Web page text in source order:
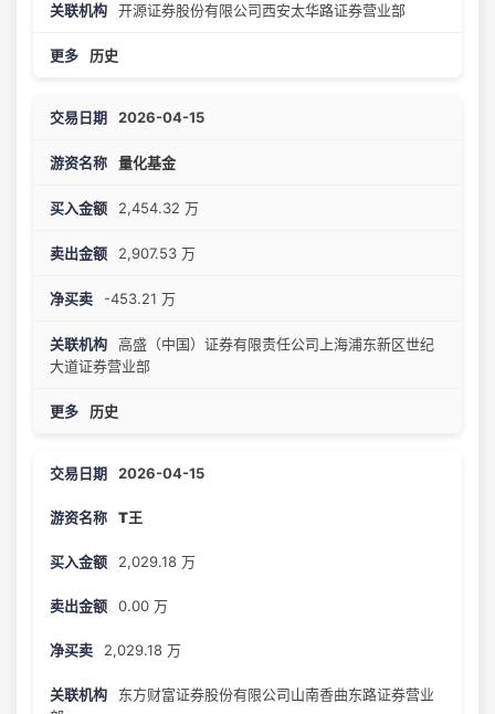
开源证券股份有限公司西安太华路证券营业部
历史
2026-04-15
量化基金
2,454.32 万
2,907.53 万
-453.21 万
高盛（中国）证券有限责任公司上海浦东新区世纪
大道证券营业部
历史
2026-04-15
T王
2,029.18 万
0.00 万
2,029.18 万
东方财富证券股份有限公司山南香曲东路证券营业